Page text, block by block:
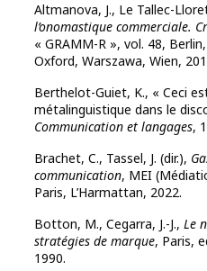
Altmanova, J., Le Tallec-
l’onomastique commerciale.
« GRAMM-R », vol. 48,
Oxford, Warszawa, Wien,
Berthelot-Guiet, K., « Ceci
métalinguistique dans le
Communication et langages,
Brachet, C., Tassel, J. (dir.),
communication, MEI
Paris, L’Harmattan, 2022.
Botton, M., Cegarra, J.-J., Le
stratégies de marque, Paris,
1990.